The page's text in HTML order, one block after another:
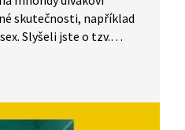
skutečnosti, například
Slyšeli jste o tzv.